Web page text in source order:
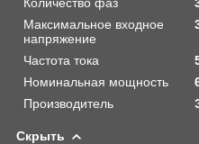
Максимальное входное
напряжение
Частота тока
Номинальная мощность
Производитель
Скрыть